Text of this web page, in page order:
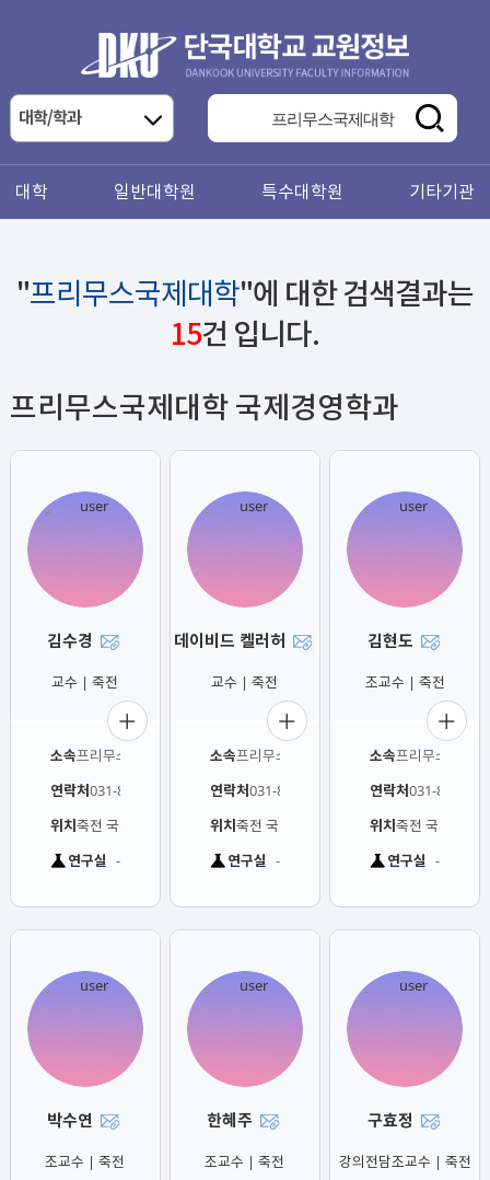
대학 일반대학원 특수대학원 기타기관
"프리무스국제대학"에 대한 검색결과는
15건 입니다.
프리무스국제대학 국제경영학과
김수경
교수 | 죽전
소속프리무스국제대학 국제경영학과
연락처031-8005-3376
위치죽전 국제관 602호
연구실 -
데이비드 켈러허
교수 | 죽전
소속프리무스국제대학 국제경영학과
연락처031-8005-3375
위치죽전 국제관 604호
연구실 -
김현도
조교수 | 죽전
소속프리무스국제
연락처031-8005-
위치죽전 국제관
연구실 -
박수연
조교수 | 죽전
한혜주
조교수 | 죽전
구효정
강의전담조교수 | 죽전